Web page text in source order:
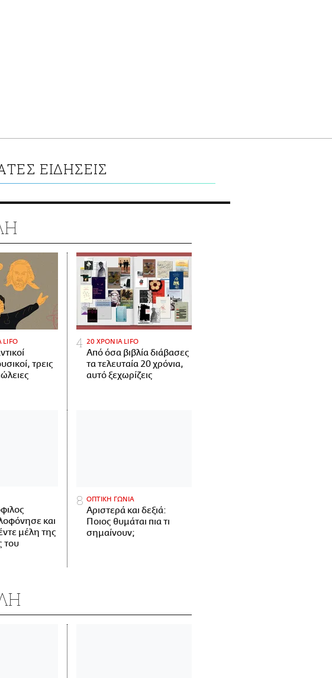
ΕΙΔΗΣΕΙΣ
LIFO
τρεις
20 ΧΡΟΝΙΑ LIFO
Από όσα βιβλία διάβασες
τα τελευταία 20 χρόνια,
αυτό ξεχωρίζεις
και
μέλη της
του
ΟΠΤΙΚΗ ΓΩΝΙΑ
Αριστερά και δεξιά:
Ποιος θυμάται πια τι
σημαίνουν;